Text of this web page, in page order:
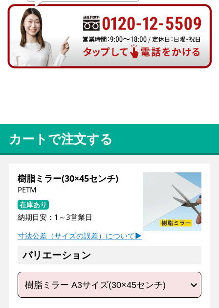
カートで注文する
樹脂ミラー(30×45センチ)
PETM
在庫あり
納期目安： 1 ～3営業日
バリエーション